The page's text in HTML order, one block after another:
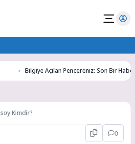
Bilgiye Açılan Pencereniz: Son Bir Haber ile
Kimdir?
0